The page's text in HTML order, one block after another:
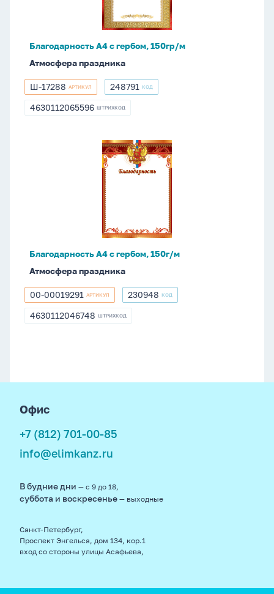
Благодарность А4 с гербом, 150гр/м
Атмосфера праздника
Ш-17288
Ш-17288 АРТИКУЛ 248791
248791 КОД
4630112065596
4630112065596 ШТРИХКОД
Благодарность
Благодарность А4 с гербом, 150г/м
Атмосфера праздника
00-
00019291
00-00019291 АРТИКУЛ 230948
230948 КОД
4630112046748
4630112046748 ШТРИХКОД
Офис
+7 (812) 701-00-85
info@elimkanz.ru
В будние дни — с 9 до 18,
суббота и воскресенье — выходные
Санкт-Петербург,
Проспект Энгельса, дом 134, кор.1
вход со стороны улицы Асафьева,